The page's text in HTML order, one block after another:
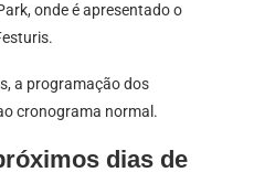
onde é apresentado o
a programação dos
cronograma normal.
dias de